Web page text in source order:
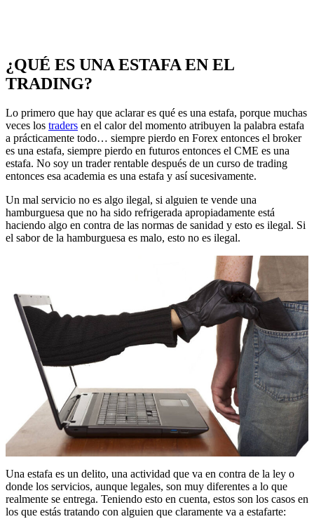
¿QUÉ ES UNA ESTAFA EN EL
TRADING?
Lo primero que hay que aclarar es qué es una estafa, porque muchas
veces los traders en el calor del momento atribuyen la palabra estafa
a prácticamente todo… siempre pierdo en Forex entonces el broker
es una estafa, siempre pierdo en futuros entonces el CME es una
estafa. No soy un trader rentable después de un curso de trading
entonces esa academia es una estafa y así sucesivamente.
Un mal servicio no es algo ilegal, si alguien te vende una
hamburguesa que no ha sido refrigerada apropiadamente está
haciendo algo en contra de las normas de sanidad y esto es ilegal. Si
el sabor de la hamburguesa es malo, esto no es ilegal.
Una estafa es un delito, una actividad que va en contra de la ley o
donde los servicios, aunque legales, son muy diferentes a lo que
realmente se entrega. Teniendo esto en cuenta, estos son los casos en
los que estás tratando con alguien que claramente va a estafarte: